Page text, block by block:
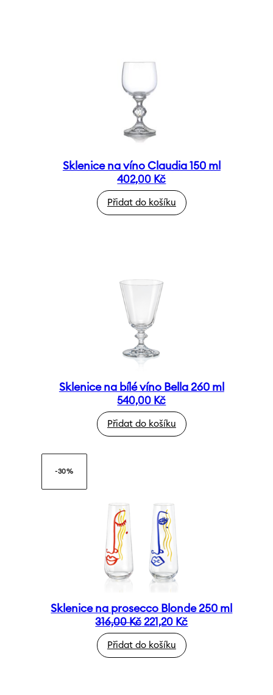
Sklenice na víno Claudia 150 ml
402,00 Kč
Přidat do košíku
Sklenice na bílé víno Bella 260 ml
540,00 Kč
Přidat do košíku
-30%
Sklenice na prosecco Blonde 250 ml
316,00Kč Původní
cena
byla:
221,20 KčAktuální
Přidat do košíku